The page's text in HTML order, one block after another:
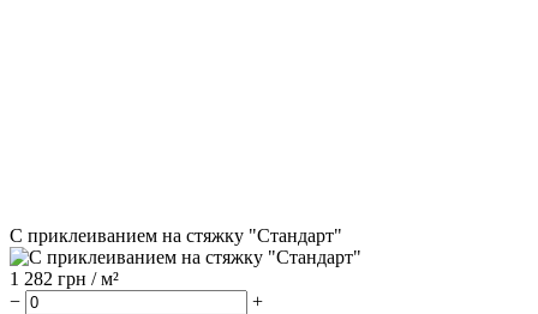
С приклеиванием на стяжку "Стандарт"
1 282 грн / м²
−
+